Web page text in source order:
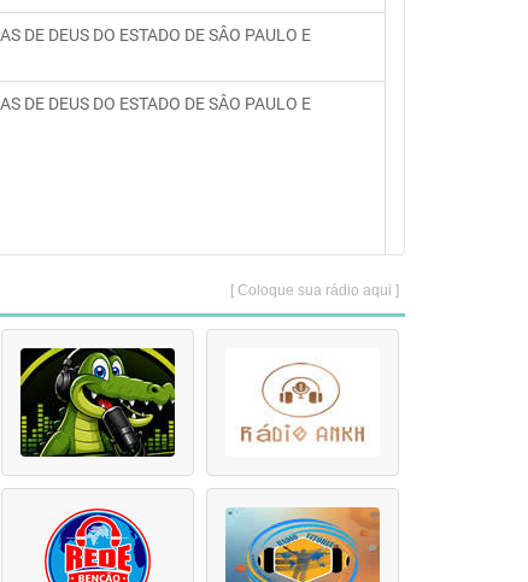
DE DEUS DO ESTADO DE SÂO PAULO E
DE DEUS DO ESTADO DE SÂO PAULO E
[ Coloque sua rádio aqui ]